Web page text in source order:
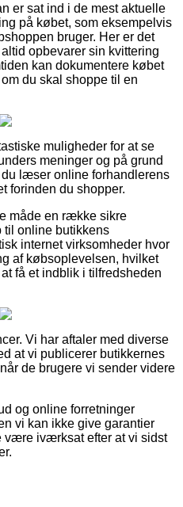
er sat ind i de mest aktuelle
på købet, som eksempelvis
bruger. Her er det
opbevarer sin kvittering
kan dokumentere købet
du skal shoppe til en
muligheder for at se
meninger og på grund
læser online forhandlerens
forinden du shopper.
måde en række sikre
til online butikkens
internet virksomheder hvor
af købsoplevelsen, hvilket
få et indblik i tilfredsheden
Vi har aftaler med diverse
at vi publicerer butikkernes
de brugere vi sender videre
og online forretninger
vi kan ikke give garantier
være iværksat efter at vi sidst